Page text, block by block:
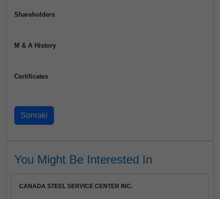
Shareholders
M & A History
Certificates
You Might Be Interested In
CANADA STEEL SERVICE CENTER INC.